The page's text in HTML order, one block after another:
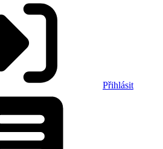
Přihlásit